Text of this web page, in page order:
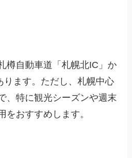
樽自動車道「札幌北IC」か
ります。ただし、札幌中心
、特に観光シーズンや週末
をおすすめします。